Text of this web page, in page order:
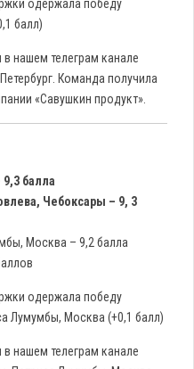
одержала победу
балл)
нашем телеграм канале
Команда получила
«Савушкин продукт».
балла
Чебоксары – 9, 3
Москва – 9,2 балла
одержала победу
Лумумбы, Москва (+0,1 балл)
нашем телеграм канале